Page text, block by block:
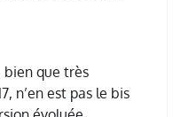
bien que très
n’en est pas le bis